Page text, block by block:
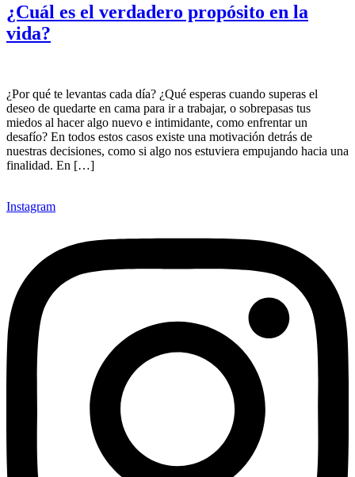
¿Cuál es el verdadero propósito en la
vida?
¿Por qué te levantas cada día? ¿Qué esperas cuando superas el
deseo de quedarte en cama para ir a trabajar, o sobrepasas tus
miedos al hacer algo nuevo e intimidante, como enfrentar un
desafío? En todos estos casos existe una motivación detrás de
nuestras decisiones, como si algo nos estuviera empujando hacia una
finalidad. En […]
Instagram